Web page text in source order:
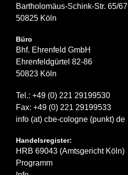
Bartholomäus-Schink-Str. 65/67
50825 Köln
Büro
Bhf. Ehrenfeld GmbH
Ehrenfeldgürtel 82-86
50823 Köln
Tel.: +49 (0) 221 29199530
Fax: +49 (0) 221 29199533
info (at) cbe-cologne (punkt) de
Handelsregister:
HRB 69043 (Amtsgericht Köln)
Programm